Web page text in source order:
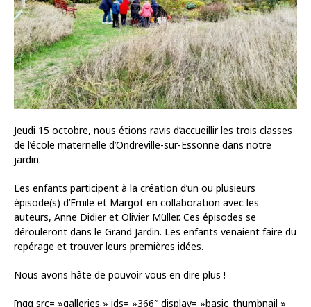
Jeudi 15 octobre, nous étions ravis d’accueillir les trois classes
de l’école maternelle d’Ondreville-sur-Essonne dans notre
jardin.
Les enfants participent à la création d’un ou plusieurs
épisode(s) d’Emile et Margot en collaboration avec les
auteurs, Anne Didier et Olivier Müller. Ces épisodes se
dérouleront dans le Grand Jardin. Les enfants venaient faire du
repérage et trouver leurs premières idées.
Nous avons hâte de pouvoir vous en dire plus !
[ngg src= »galleries » ids= »366″ display= »basic_thumbnail »